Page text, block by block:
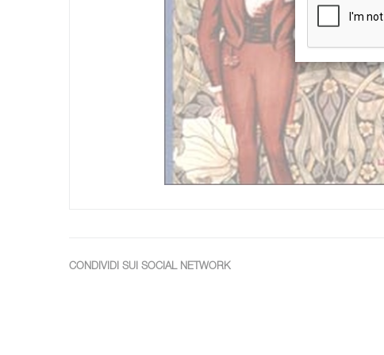
CONDIVIDI SUI SOCIAL NETWORK